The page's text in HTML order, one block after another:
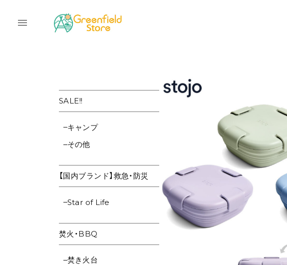
SALE!!
キャンプ
その他
【国内ブランド】救急・防災
Star of Life
焚火・BBQ
焚き火台